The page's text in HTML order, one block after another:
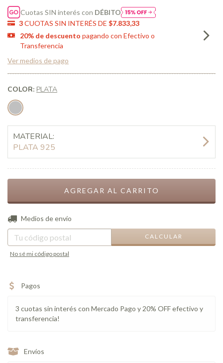
Cuotas SIN interés con DÉBITO
3CUOTAS SIN INTERÉS DE $7.833,33
20% de descuento pagando con Efectivo o
Transferencia
Ver medios de pago
COLOR: PLATA
MATERIAL:
PLATA 925
Entregas para el CP:
Medios de envío
CALCULAR
No sé mi código postal
Pagos
3 cuotas sin interés con Mercado Pago y 20% OFF efectivo y
transferencia!
Envíos